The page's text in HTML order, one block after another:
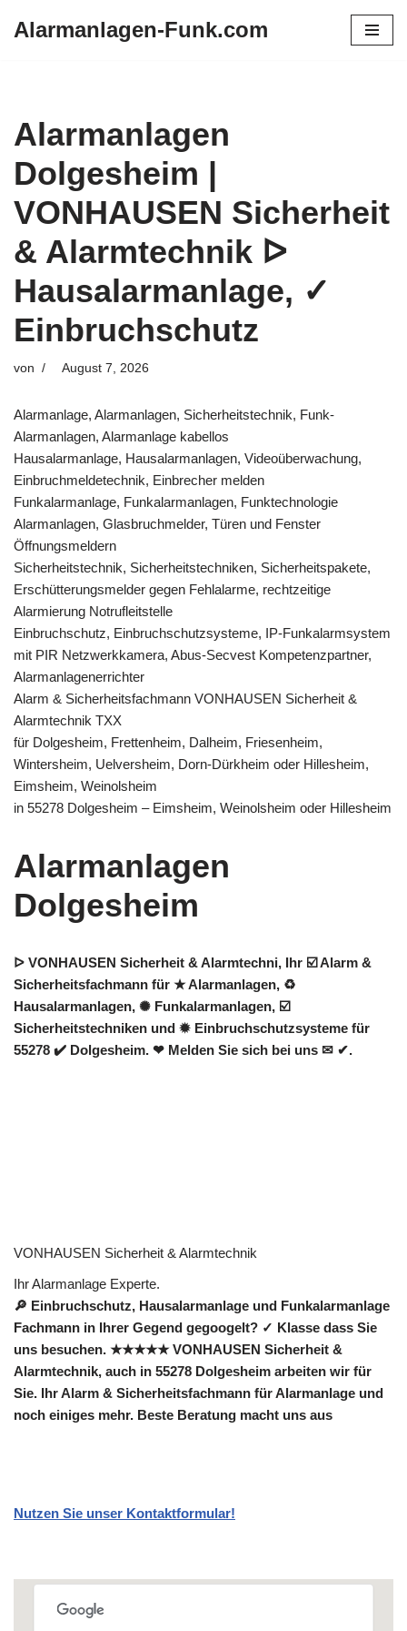
Alarmanlagen-Funk.com
Alarmanlagen
Dolgesheim |
VONHAUSEN Sicherheit
& Alarmtechnik ᐅ
Hausalarmanlage, ✓
Einbruchschutz
von August 7, 2026
Alarmanlage, Alarmanlagen, Sicherheitstechnik, Funk-
Alarmanlagen, Alarmanlage kabellos
Hausalarmanlage, Hausalarmanlagen, Videoüberwachung,
Einbruchmeldetechnik, Einbrecher melden
Funkalarmanlage, Funkalarmanlagen, Funktechnologie
Alarmanlagen, Glasbruchmelder, Türen und Fenster
Öffnungsmeldern
Sicherheitstechnik, Sicherheitstechniken, Sicherheitspakete,
Erschütterungsmelder gegen Fehlalarme, rechtzeitige
Alarmierung Notrufleitstelle
Einbruchschutz, Einbruchschutzsysteme, IP-Funkalarmsystem
mit PIR Netzwerkkamera, Abus-Secvest Kompetenzpartner,
Alarmanlagenerrichter
Alarm & Sicherheitsfachmann VONHAUSEN Sicherheit &
Alarmtechnik TXX
für Dolgesheim, Frettenheim, Dalheim, Friesenheim,
Wintersheim, Uelversheim, Dorn-Dürkheim oder Hillesheim,
Eimsheim, Weinolsheim
in 55278 Dolgesheim – Eimsheim, Weinolsheim oder Hillesheim
Alarmanlagen
Dolgesheim
ᐅ VONHAUSEN Sicherheit & Alarmtechni, Ihr ☑️ Alarm &
Sicherheitsfachmann für ★ Alarmanlagen, ♻
Hausalarmanlagen, ✺ Funkalarmanlagen, ☑️
Sicherheitstechniken und ✹ Einbruchschutzsysteme für
55278 ✔️ Dolgesheim. ❤ Melden Sie sich bei uns ✉ ✔.
VONHAUSEN Sicherheit & Alarmtechnik
Ihr Alarmanlage Experte.
🔎 Einbruchschutz, Hausalarmanlage und Funkalarmanlage
Fachmann in Ihrer Gegend gegoogelt? ✓ Klasse dass Sie
uns besuchen. ★★★★★ VONHAUSEN Sicherheit &
Alarmtechnik, auch in 55278 Dolgesheim arbeiten wir für
Sie. Ihr Alarm & Sicherheitsfachmann für Alarmanlage und
noch einiges mehr. Beste Beratung macht uns aus
Nutzen Sie unser Kontaktformular!